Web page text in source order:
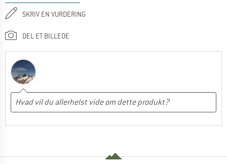
SKRIV EN VURDERING
DEL ET BILLEDE